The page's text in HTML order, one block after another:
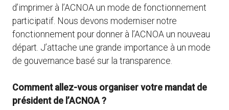
d’imprimer à l’ACNOA un mode de fonctionnement
participatif. Nous devons moderniser notre
fonctionnement pour donner à l’ACNOA un nouveau
départ. J’attache une grande importance à un mode
de gouvernance basé sur la transparence.
Comment allez-vous organiser votre mandat de
président de l’ACNOA ?